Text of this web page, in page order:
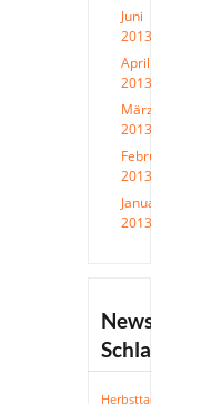
Juni
2013
April
2013
März
2013
Februar
2013
Januar
2013
News-
Herbsttagung